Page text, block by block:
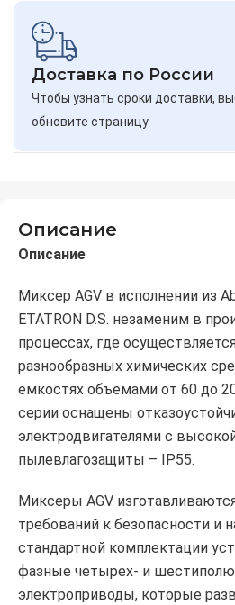
Доставка по России
Чтобы узнать сроки доставки,
обновите страницу
Описание
Описание
Миксер AGV в исполнении из
ETATRON D.S. незаменим в
процессах, где
разнообразных химических
емкостях объемами от 60 до
серии оснащены
электродвигателями с
пылевлагозащиты – IP55.
Миксеры AGV
требований к безопасности и
стандартной комплектации
фазные четырех- и
электроприводы, которые